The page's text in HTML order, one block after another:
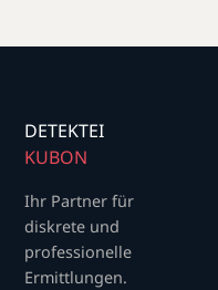
DETEKTEI
KUBON
Ihr Partner für
diskrete und
professionelle
Ermittlungen.